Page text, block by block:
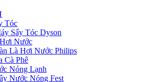
Tóc
Sấy Tóc Dyson
Nước
Là Hơi Nước Philips
Cà Phê
Nóng Lạnh
Nước Nóng Fest